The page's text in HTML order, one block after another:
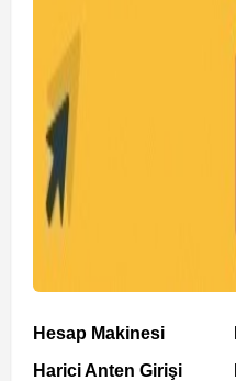
Hesap Makinesi
Harici Anten Girişi